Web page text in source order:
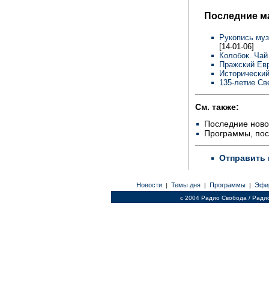
Последние
Рукопись
[14-01-06]
Колобок.
Пражский
135-летие
См. также:
Последние
Программы,
Отправить
Новости | Темы дня | Программы |
c 2004 Радио Свобода /